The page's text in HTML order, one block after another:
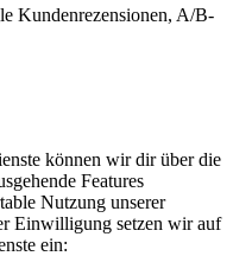
Kundenrezensionen, A/B-
können wir dir über die
Features
Nutzung unserer
Einwilligung setzen wir auf
ein: